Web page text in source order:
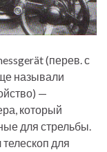
(перев. с
называли
—
который
для стрельбы.
для